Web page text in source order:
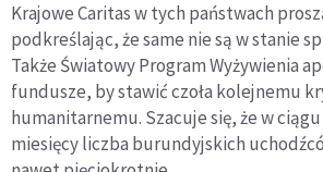
Krajowe Caritas w tych państwach
podkreślając, że same nie są w stanie
Także Światowy Program Wyżywienia
fundusze, by stawić czoła kolejnemu
humanitarnemu. Szacuje się, że w
miesięcy liczba burundyjskich